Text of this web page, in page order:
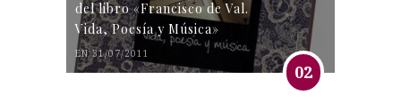
del libro «Francisco de Val.
Vida, Poesía y Música»
EN 31/07/2011
02